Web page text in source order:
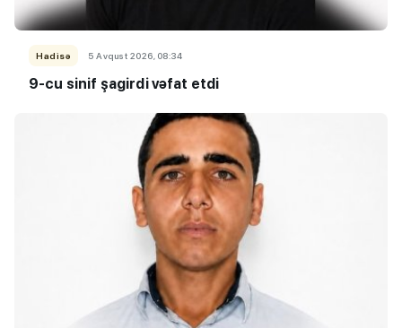
Hadisə 5 Avqust 2026, 08:34
9-cu sinif şagirdi vəfat etdi